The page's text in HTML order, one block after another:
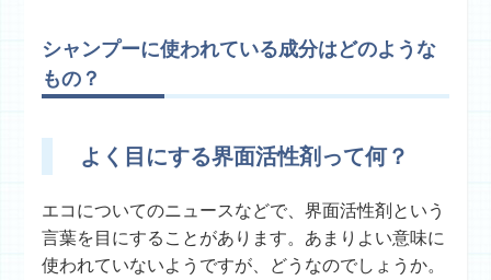
シャンプーに使われている成分はどのような
もの？
よく目にする界面活性剤って何？
エコについてのニュースなどで、界面活性剤という
言葉を目にすることがあります。あまりよい意味に
使われていないようですが、どうなのでしょうか。